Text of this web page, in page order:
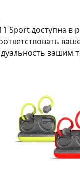
Sport доступна в
вашим